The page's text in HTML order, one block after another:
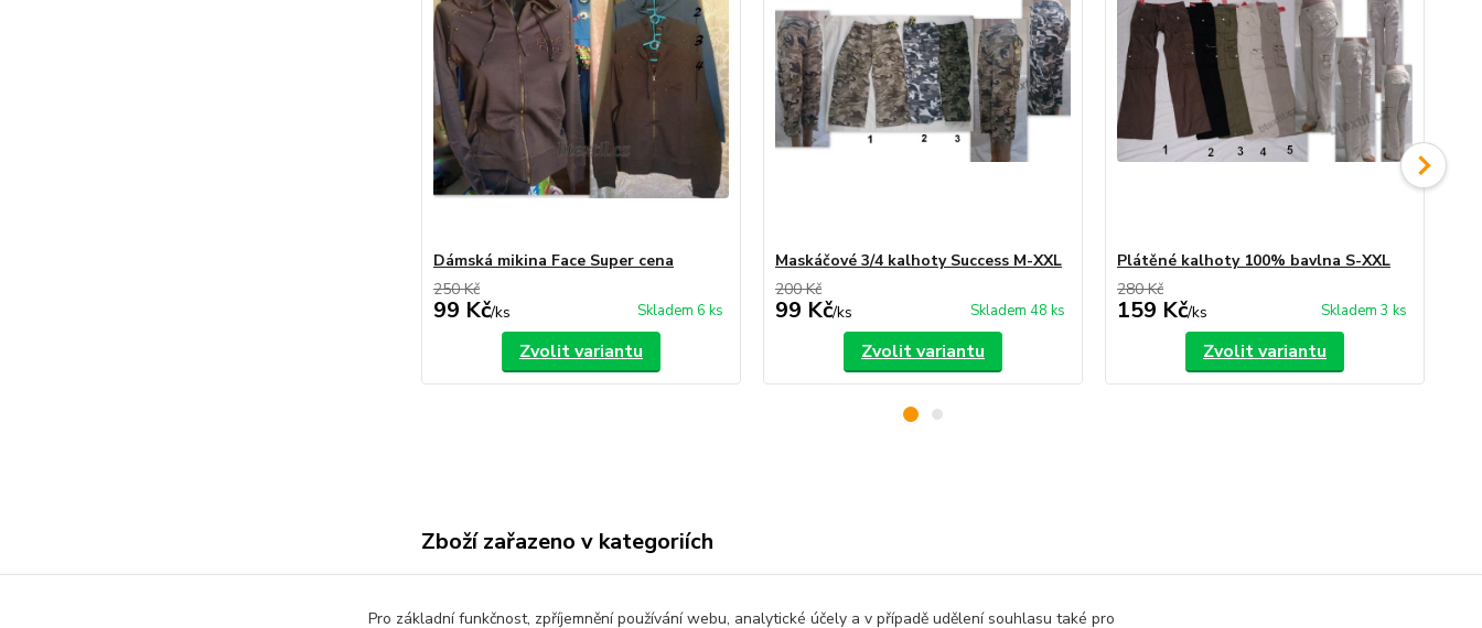
Dámská mikina Face Super cena
250 Kč
99 Kč/ks Skladem 6 ks
Zvolit variantu
Maskáčové 3/4 kalhoty Success M-XXL
200 Kč
99 Kč/ks Skladem 48 ks
Zvolit variantu
Plátěné kalhoty 100% bavlna S-XXL
280 Kč
159 Kč/ks Skladem 3 ks
Zvolit variantu
Zboží zařazeno v kategoriích
3/4kalhoty
Pro základní funkčnost, zpříjemnění používání webu, analytické účely a v případě udělení souhlasu také pro